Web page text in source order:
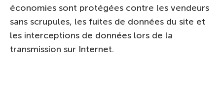
économies sont protégées contre les vendeurs
sans scrupules, les fuites de données du site et
les interceptions de données lors de la
transmission sur Internet.